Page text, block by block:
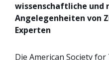
wissenschaftliche und
Angelegenheiten von
Experten
Die American Society